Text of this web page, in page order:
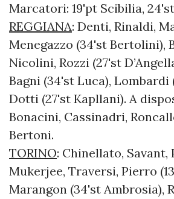
Marcatori: 19'pt Scibilia,
REGGIANA: Denti, Rinaldi,
Menegazzo (34'st Bertolini),
Nicolini, Rozzi (27'st
Bagni (34'st Luca), Lombardi
Dotti (27'st Kapllani). A
Bonacini, Cassinadri,
Bertoni.
TORINO: Chinellato, Savant,
Mukerjee, Traversi, Pierro
Marangon (34'st Ambrosia),